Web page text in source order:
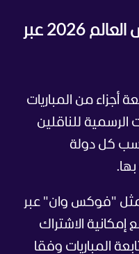
كيف يمكن متابعة كأس العالم 2026 عبر
أجزاء من المباريات
الرسمية للناقلين
كل دولة
"فوكس وان" عبر
إمكانية الاشتراك
المباريات وفقا